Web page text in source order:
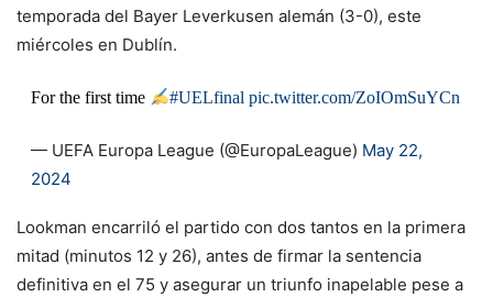
temporada del Bayer Leverkusen alemán (3-0), este
miércoles en Dublín.
For the first time #UELfinal pic.twitter.com/ZoIOmSuYCn
— UEFA Europa League (@EuropaLeague) May 22,
2024
Lookman encarriló el partido con dos tantos en la primera
mitad (minutos 12 y 26), antes de firmar la sentencia
definitiva en el 75 y asegurar un triunfo inapelable pese a